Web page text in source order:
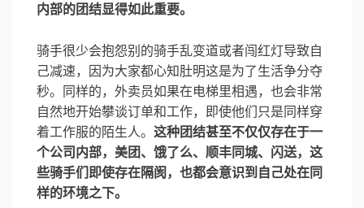
内部的团结显得如此重要。
骑手很少会抱怨别的骑手乱变道或者闯红灯导致自
己减速，因为大家都心知肚明这是为了生活争分夺
秒。同样的，外卖员如果在电梯里相遇，也会非常
自然地开始攀谈订单和工作，即使他们只是同样穿
着工作服的陌生人。 这种团结甚至不仅仅存在于一
个公司内部，美团、饿了么、顺丰同城、闪送，这
些骑手们即使存在隔阂，也都会意识到自己处在同
样的环境之下。